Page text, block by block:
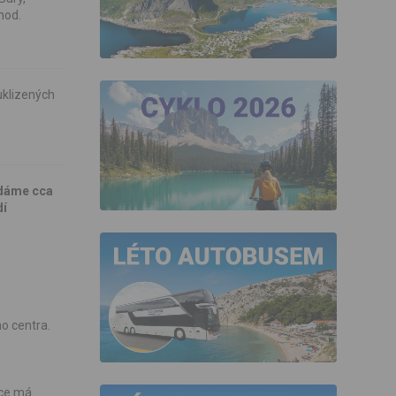
cca
centra.
má